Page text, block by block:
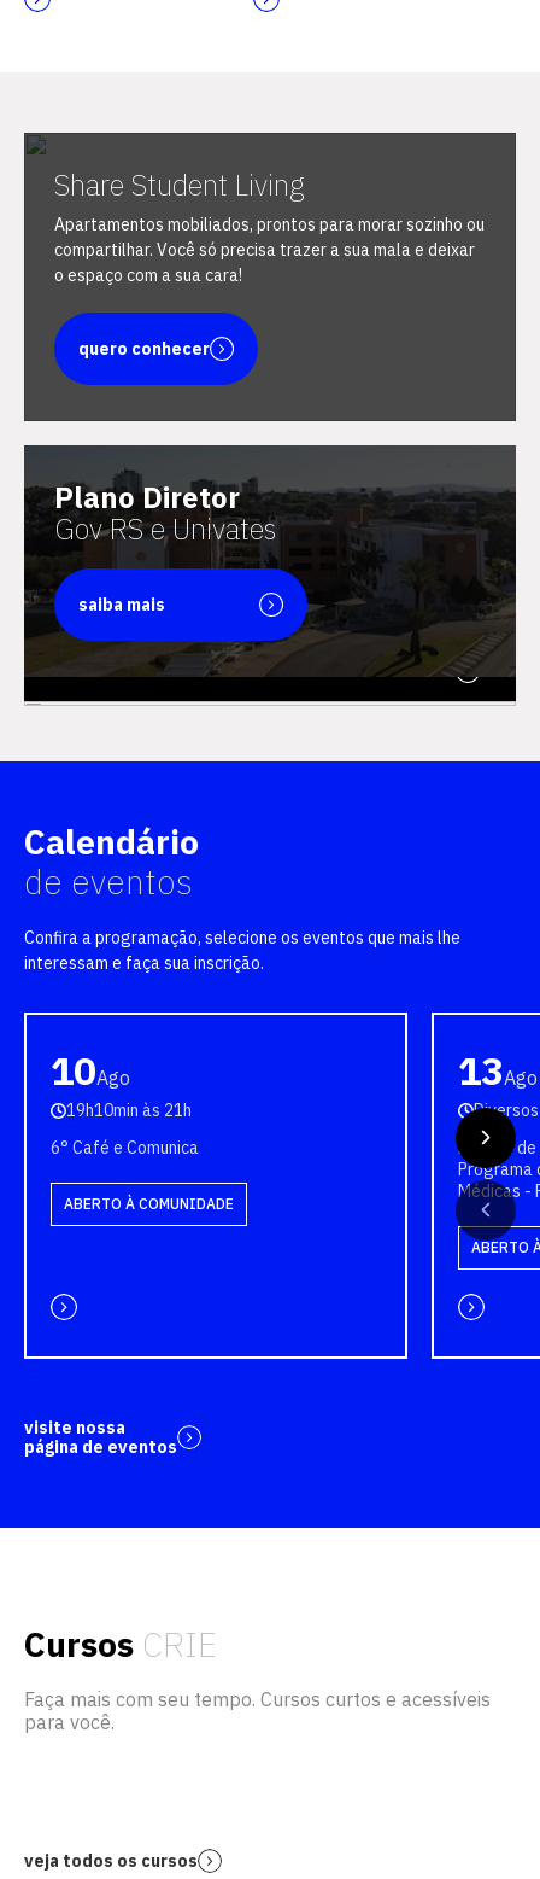
Share Student Living
Apartamentos mobiliados, prontos para morar sozinho ou
compartilhar. Você só precisa trazer a sua mala e deixar
o espaço com a sua cara!
quero conhecer
Plano Diretor
Gov RS e Univates
saiba mais
Calendário
de eventos
Confira a programação, selecione os eventos que mais lhe
interessam e faça sua inscrição.
10Ago
19h10min às 21h
6° Café e Comunica
ABERTO À COMUNIDADE
13Ago
Bancas
Programa
Médicas -
ABERTO
visite nossa
página de eventos
Cursos CRIE
Faça mais com seu tempo. Cursos curtos e acessíveis
para você.
veja todos os cursos
Escolha a vaga que você
quer concorrer:
vagas para início de curso
vagas a partir do 2º ano de curso